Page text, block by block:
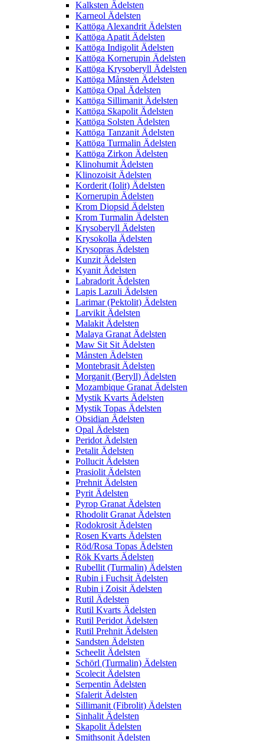
Kalksten Ädelsten
Karneol Ädelsten
Kattöga Alexandrit Ädelsten
Kattöga Apatit Ädelsten
Kattöga Indigolit Ädelsten
Kattöga Kornerupin Ädelsten
Kattöga Krysoberyll Ädelsten
Kattöga Månsten Ädelsten
Kattöga Opal Ädelsten
Kattöga Sillimanit Ädelsten
Kattöga Skapolit Ädelsten
Kattöga Solsten Ädelsten
Kattöga Tanzanit Ädelsten
Kattöga Turmalin Ädelsten
Kattöga Zirkon Ädelsten
Klinohumit Ädelsten
Klinozoisit Ädelsten
Korderit (Iolit) Ädelsten
Kornerupin Ädelsten
Krom Diopsid Ädelsten
Krom Turmalin Ädelsten
Krysoberyll Ädelsten
Krysokolla Ädelsten
Krysopras Ädelsten
Kunzit Ädelsten
Kyanit Ädelsten
Labradorit Ädelsten
Lapis Lazuli Ädelsten
Larimar (Pektolit) Ädelsten
Larvikit Ädelsten
Malakit Ädelsten
Malaya Granat Ädelsten
Maw Sit Sit Ädelsten
Månsten Ädelsten
Montebrasit Ädelsten
Morganit (Beryll) Ädelsten
Mozambique Granat Ädelsten
Mystik Kvarts Ädelsten
Mystik Topas Ädelsten
Obsidian Ädelsten
Opal Ädelsten
Peridot Ädelsten
Petalit Ädelsten
Pollucit Ädelsten
Prasiolit Ädelsten
Prehnit Ädelsten
Pyrit Ädelsten
Pyrop Granat Ädelsten
Rhodolit Granat Ädelsten
Rodokrosit Ädelsten
Rosen Kvarts Ädelsten
Röd/Rosa Topas Ädelsten
Rök Kvarts Ädelsten
Rubellit (Turmalin) Ädelsten
Rubin i Fuchsit Ädelsten
Rubin i Zoisit Ädelsten
Rutil Ädelsten
Rutil Kvarts Ädelsten
Rutil Peridot Ädelsten
Rutil Prehnit Ädelsten
Sandsten Ädelsten
Scheelit Ädelsten
Schörl (Turmalin) Ädelsten
Scolecit Ädelsten
Serpentin Ädelsten
Sfalerit Ädelsten
Sillimanit (Fibrolit) Ädelsten
Sinhalit Ädelsten
Skapolit Ädelsten
Smithsonit Ädelsten